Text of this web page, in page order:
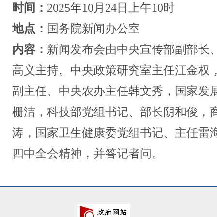
时间： 2025年10月24日上午10时
地点： 国务院新闻办公室
内容： 新闻发布会由中央宣传部副部长
高义主持。中央政策研究室主任江金权
副主任、中央农办主任韩文秀，国家发
栅洁，科技部党组书记、部长阴和俊，
涛，国家卫生健康委党组书记、主任雷
四中全会精神，并答记者问。